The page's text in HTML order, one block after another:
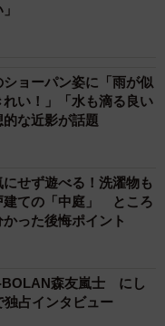
ョーパン姿に「雨が似
い！」「水も滴る良い
な近影が話題
にせず遊べる！洗濯物も
建ての「中庭」 ところ
った後悔ポイント
BOLAN森友嵐士 にし
占インタビュー